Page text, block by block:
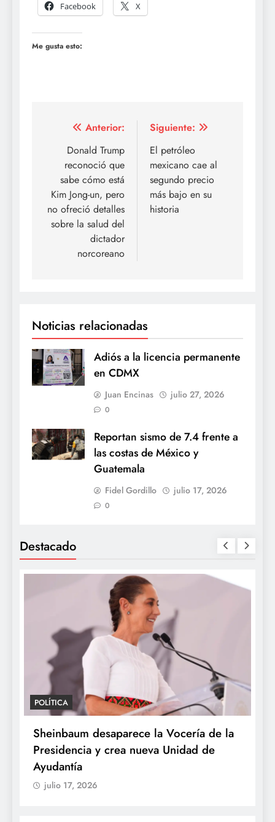
Facebook
X
Me gusta esto:
Navegación
entradas
Anterior:
Donald Trump
reconoció que
sabe cómo está
Kim Jong-un, pero
no ofreció detalles
sobre la salud del
dictador
norcoreano
Siguiente:
El petróleo
mexicano cae al
segundo precio
más bajo en su
historia
Noticias relacionadas
Adiós a la licencia permanente
en CDMX
Juan Encinas julio 27, 2026
0
Reportan sismo de 7.4 frente a
las costas de México y
Guatemala
Fidel Gordillo julio 17, 2026
0
Destacado
POLÍTICA
Sheinbaum desaparece la Vocería de la
Presidencia y crea nueva Unidad de
Ayudantía
julio 17, 2026